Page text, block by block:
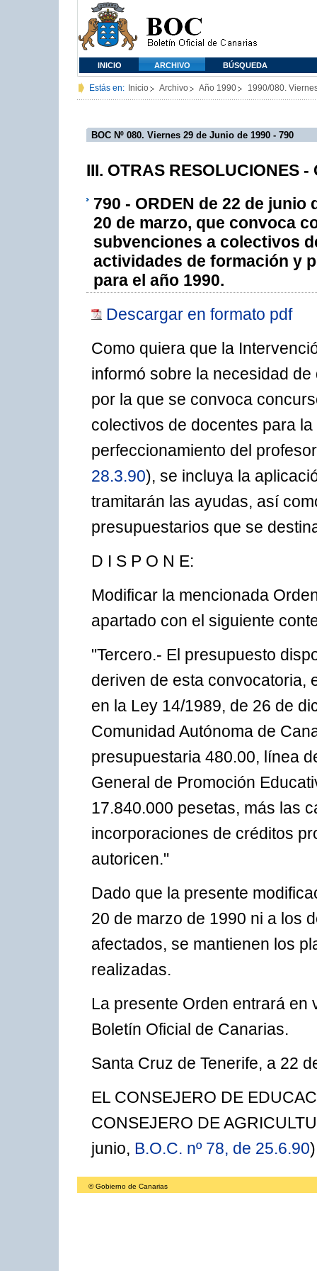
INICIO ARCHIVO BÚSQUEDA
Estás en: Inicio Archivo Año 1990 1990/080.
BOC Nº 080. Viernes 29 de Junio de 1990 - 790
III. OTRAS RESOLUCIONES
790 - ORDEN de 22 de
20 de marzo, que convoca
subvenciones a colectivos
actividades de formación y
para el año 1990.
Descargar en formato pdf
Como quiera que la
informó sobre la necesidad
por la que se convoca
colectivos de docentes para
perfeccionamiento del
28.3.90), se incluya la
tramitarán las ayudas, así
presupuestarios que se
D I S P O N E:
Modificar la mencionada
apartado con el siguiente
"Tercero.- El presupuesto
deriven de esta convocatoria,
en la Ley 14/1989, de 26 de
Comunidad Autónoma de
presupuestaria 480.00, línea
General de Promoción
17.840.000 pesetas, más las
incorporaciones de créditos
autoricen."
Dado que la presente
20 de marzo de 1990 ni a los
afectados, se mantienen los
realizadas.
La presente Orden entrará en
Boletín Oficial de Canarias.
Santa Cruz de Tenerife, a 22
EL CONSEJERO DE
CONSEJERO DE
junio, B.O.C. nº 78, de 25.6.90
© Gobierno de Canarias